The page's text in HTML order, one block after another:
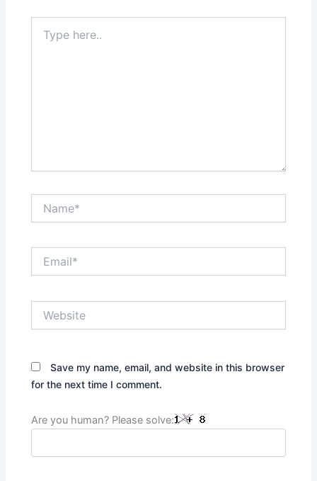
here..
Save my name, email, and website in this browser
for the next time I comment.
Are you human? Please solve: